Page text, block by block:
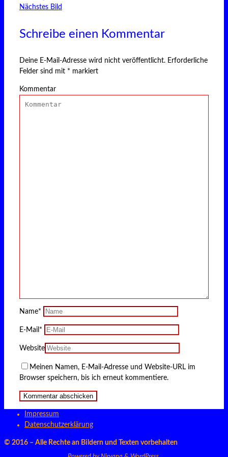
Nächstes Bild
Schreibe einen Kommentar
Deine E-Mail-Adresse wird nicht veröffentlicht. Erforderliche
Felder sind mit * markiert
Kommentar
Name*
E-Mail *
Website
Meinen Namen, E-Mail-Adresse und Website-URL im
Browser speichern, bis ich erneut kommentiere.
Impressum
Datenschutzerklärung
© 2016 – Alle Rechte an Bildern und Texten vorbehalten